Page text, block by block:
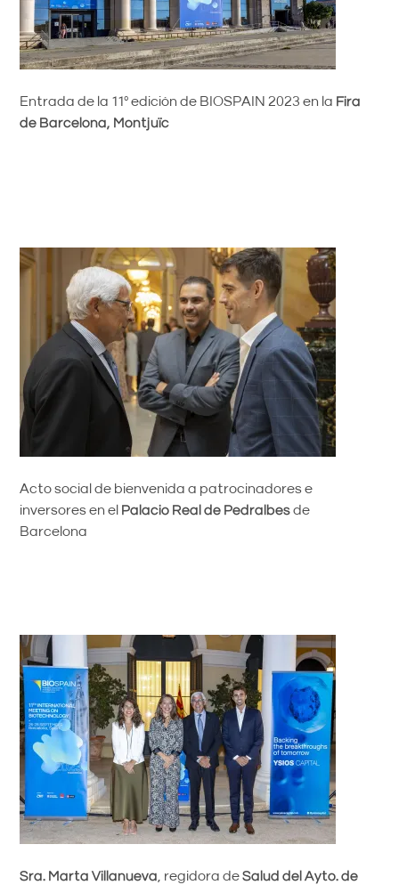
Entrada de la 11º edición de BIOSPAIN 2023 en la Fira
de Barcelona, Montjuïc
Acto social de bienvenida a patrocinadores e
inversores en el Palacio Real de Pedralbesde
Barcelona
Sra. Marta Villanueva , regidora deSalud del Ayto. de